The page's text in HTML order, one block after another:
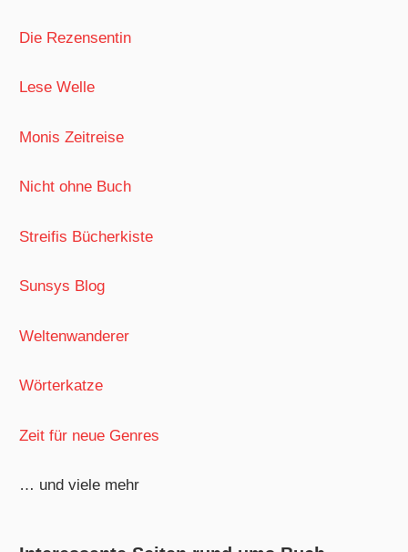
Die Rezensentin
Lese Welle
Monis Zeitreise
Nicht ohne Buch
Streifis Bücherkiste
Sunsys Blog
Weltenwanderer
Wörterkatze
Zeit für neue Genres
… und viele mehr